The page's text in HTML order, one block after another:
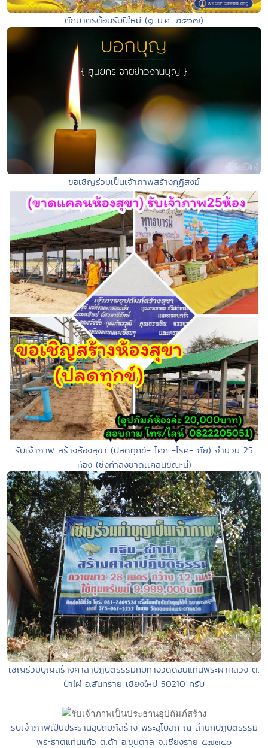
ตักบาตรต้อนรับปีใหม่ (๑ ม.ค. ๒๕๖๗)
ขอเชิญร่วมเป็นเจ้าภาพสร้างกุฏิสงฆ์
รับเจ้าภาพ สร้างห้องสุขา (ปลดทุกข์- โศก -โรค- ภัย) จำนวน 25
ห้อง (ซึ่งกำลังขาดเเคลนขณะนี้)
เชิญร่วมบุญสร้างศาลาปฏิบัติธรรมกับทางวัดดอยแท่นพระผาหลวง ต.
ป่าไผ่ อ.สันทราย เชียงใหม่ 50210 ครับ
รับเจ้าภาพเป็นประธานอุปถัมภ์สร้าง พระอุโบสถ ณ สำนักปฏิบัติธรรม
พระธาตุแท่นแก้ว ต.ต้า อ.ขุนตาล จ.เชียงราย ๕๗๓๔๐